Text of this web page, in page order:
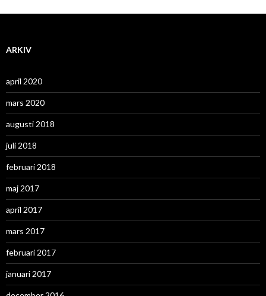
ARKIV
april 2020
mars 2020
augusti 2018
juli 2018
februari 2018
maj 2017
april 2017
mars 2017
februari 2017
januari 2017